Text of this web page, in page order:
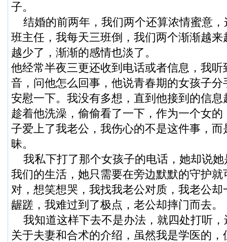
子。
结婚的前两年，我们两个还算浓情蜜意，
班主任，我每天三班倒，我们两个渐渐越
越少了，渐渐的感情也淡了。
他经常半夜三更还收到电话或者信息，我
音，问他怎么回事，他说青春期的女孩子
安慰一下。我没有多想，直到他接到的信
趁着他洗澡，偷偷看了一下，作为一个女
子爱上了我老公，我伤心的不是这件事，
昧。
我私下打了那个女孩子的电话，她却说她
我们的生活，她只需要在旁边默默的守护
对，想笑想哭，我找我老公对质，我老公
龌蹉，我难过到了极点，老公却摔门而去。
我知道这样下去不是办法，就四处打听，
关于夫妻和合术的介绍，虽然我是学医的